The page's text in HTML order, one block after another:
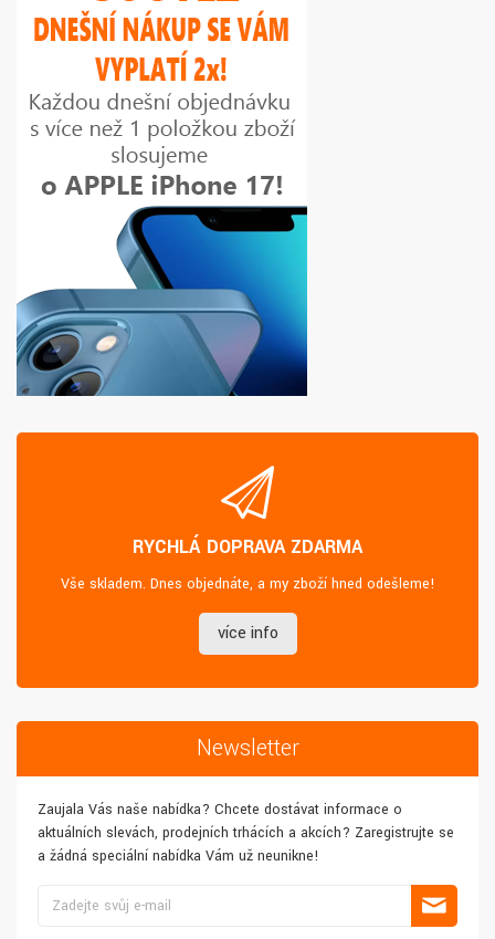
RYCHLÁ DOPRAVA ZDARMA
Vše skladem. Dnes objednáte, a my zboží hned odešleme!
více info
Newsletter
Zaujala Vás naše nabídka? Chcete dostávat informace o
aktuálních slevách, prodejních trhácích a akcích? Zaregistrujte se
a žádná speciální nabídka Vám už neunikne!